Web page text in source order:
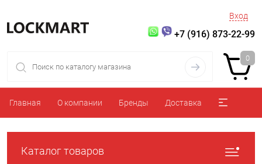
Вход
+7 (916) 873-22-99
0
Главная О компании Бренды Доставка
Каталог товаров